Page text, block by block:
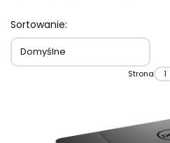
Sortowanie:
Domyślne
Strona